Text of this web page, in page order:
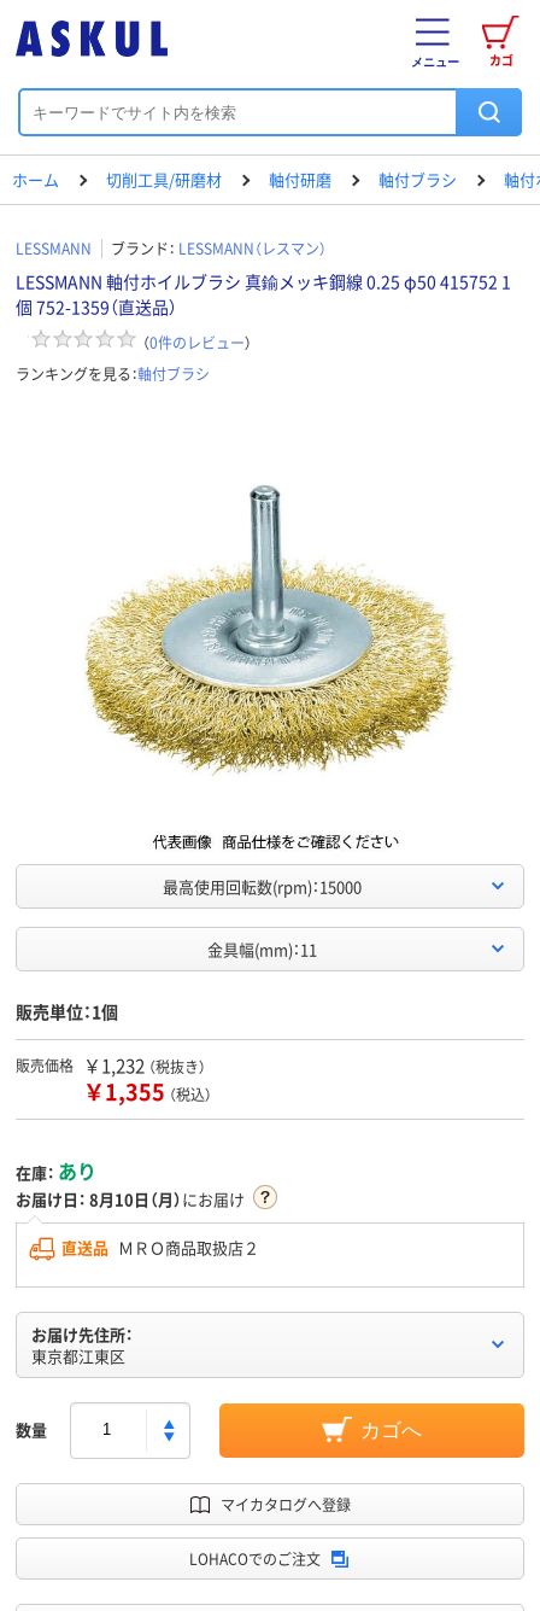
カゴ
メニュー
ホーム 切削工具/研磨材 軸付研磨 軸付ブラシ 軸付
LESSMANN ブランド： LESSMANN（レスマン）
LESSMANN 軸付ホイルブラシ 真鍮メッキ鋼線 0.25 φ50 415752 1
個 752-1359（直送品）
（0件のレビュー）
ランキングを見る：軸付ブラシ
最高使用回転数(rpm)：15000
金具幅(mm)：11
販売単位：1個
販売価格 ￥1,232 （税抜き）
￥1,355 （税込）
在庫： あり
お届け日： 8月10日（月）にお届け
直送品 ＭＲＯ商品取扱店２
お届け先住所：
東京都江東区
数量 カゴへ
マイカタログへ登録
LOHACOでのご注文